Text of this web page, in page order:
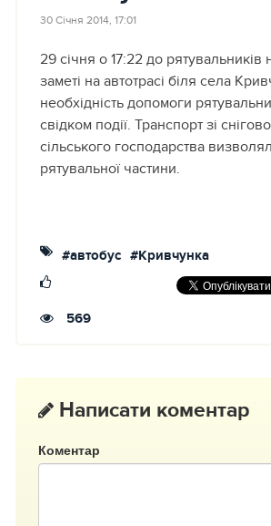
30 Січня 2014, 17:01
29 січня о 17:22 до
заметі на автотрасі біля села
необхідність допомоги
свідком події. Транспорт зі
сільського господарства
рятувальної частини.
#автобус #Кривчунка
569
Написати коментар
Коментар